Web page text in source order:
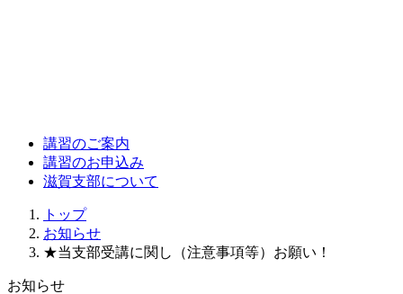
講習のご案内
講習のお申込み
滋賀支部について
トップ
お知らせ
★当支部受講に関し（注意事項等）お願い！
お知らせ